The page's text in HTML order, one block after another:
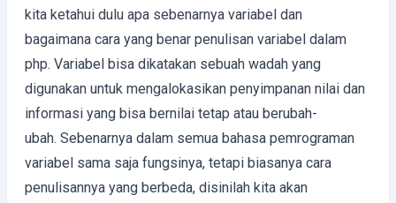
kita ketahui dulu apa sebenarnya variabel dan
bagaimana cara yang benar penulisan variabel dalam
php. Variabel bisa dikatakan sebuah wadah yang
digunakan untuk mengalokasikan penyimpanan nilai dan
informasi yang bisa bernilai tetap atau berubah-
ubah. Sebenarnya dalam semua bahasa pemrograman
variabel sama saja fungsinya, tetapi biasanya cara
penulisannya yang berbeda, disinilah kita akan